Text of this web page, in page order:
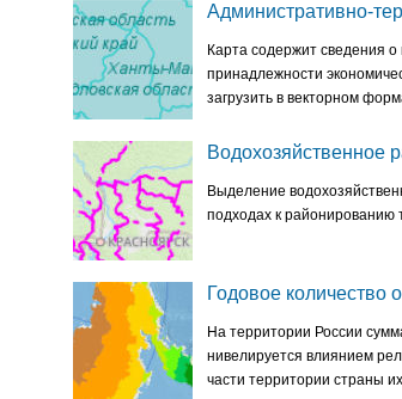
Административно-
Карта содержит сведения
принадлежности
загрузить в векторном
Водохозяйственное
Выделение
подходах к районированию
Годовое количество
На территории России
нивелируется влиянием
части территории страны